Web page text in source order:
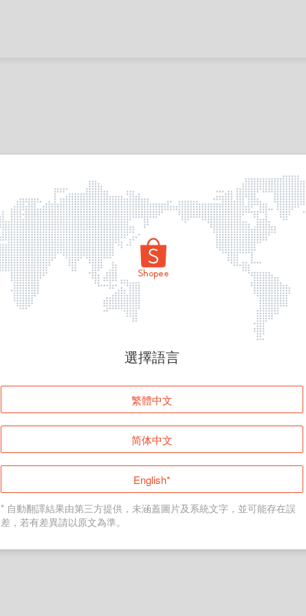
頁面無法顯示
登入
返回首頁
選擇語言
繁體中文
简体中文
English*
* 自動翻譯結果由第三方提供，未涵蓋圖片及系統文字，並可能存在誤
差，若有差異請以原文為準。